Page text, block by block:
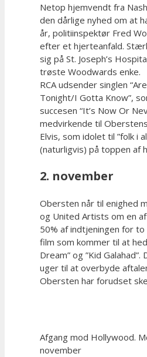
Netop hjemvendt fra
den dårlige nyhed om at
år, politiinspektør Fred
efter et hjerteanfald.
sig på St. Joseph’s
trøste Woodwards enke.
RCA udsender singlen
Tonight/I Gotta Know”,
succesen “It’s Now Or
medvirkende til
Elvis, som idolet til ”folk i
(naturligvis) på toppen af
2. november
Obersten når til enighed
og United Artists om en
50% af indtjeningen for
film som kommer til at
Dream” og ”Kid
uger til at overbyde
Obersten har forudset
Afgang mod Hollywood.
november